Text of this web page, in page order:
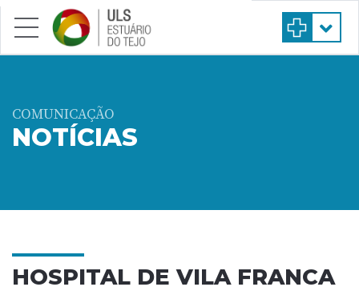
Saltar para conteúdo principal
COMUNICAÇÃO
NOTÍCIAS
HOSPITAL DE VILA FRANCA